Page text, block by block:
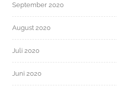
September 2020
August 2020
Juli 2020
Juni 2020